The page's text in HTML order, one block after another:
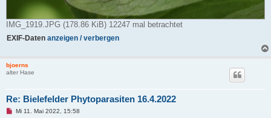
IMG_1919.JPG (178.86 KiB) 12247 mal betrachtet
EXIF-Daten anzeigen / verbergen
bjoerns
alter Hase
Re: Bielefelder Phytoparasiten 16.4.2022
UMi 11. Mai 2022, 15:58